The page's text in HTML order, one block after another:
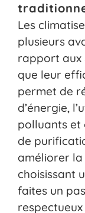
Les
plusieurs
rapport aux
que leur
permet de
d’énergie,
polluants et
de
améliorer la
choisissant
faites un